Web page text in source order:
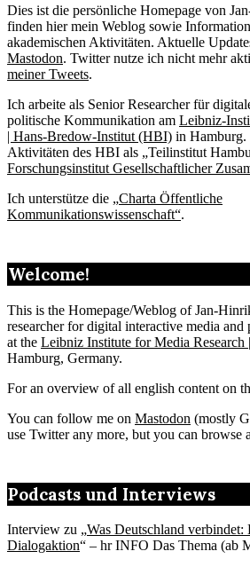
Dies ist die persönliche Homepage von
finden hier mein Weblog sowie
akademischen Aktivitäten. Aktuelle
Mastodon. Twitter nutze ich nicht mehr
meiner Tweets.
Ich arbeite als Senior Researcher für
politische Kommunikation am Leibniz-
| Hans-Bredow-Institut (HBI) in Hamburg.
Aktivitäten des HBI als „Teilinstitut
Forschungsinstitut Gesellschaftlicher
Ich unterstütze die „Charta Öffentliche
Kommunikationswissenschaft“.
Welcome!
This is the Homepage/Weblog of Jan-
researcher for digital interactive media
at the Leibniz Institute for Media
Hamburg, Germany.
For an overview of all english content on
You can follow me on Mastodon (mostly
use Twitter any more, but you can browse
Podcasts und Interviews
Interview zu „Was Deutschland verbindet:
Dialogaktion“ – hr INFO Das Thema (ab